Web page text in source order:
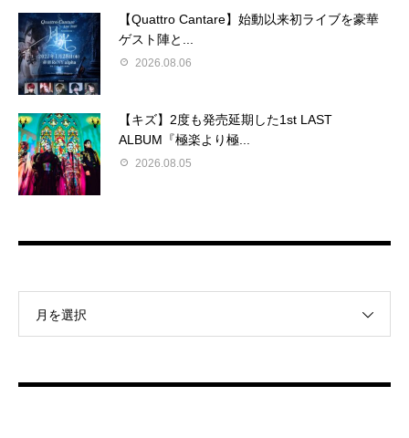
【Quattro Cantare】始動以来初ライブを豪華
ゲスト陣と...
2026.08.06
【キズ】2度も発売延期した1st LAST
ALBUM『極楽より極...
2026.08.05
月を選択